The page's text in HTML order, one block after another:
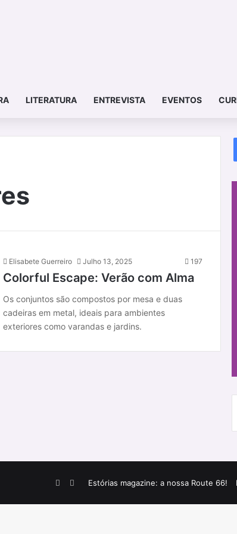
LITERATURA ENTREVISTA EVENTOS
Elisabete Guerreiro Julho 13, 2025 197
Colorful Escape: Verão com Alma
Os conjuntos são compostos por mesa e duas
cadeiras em metal, ideais para ambientes
exteriores como varandas e jardins.
Estórias magazine: a nossa Route 66!
Facebook
Instagram